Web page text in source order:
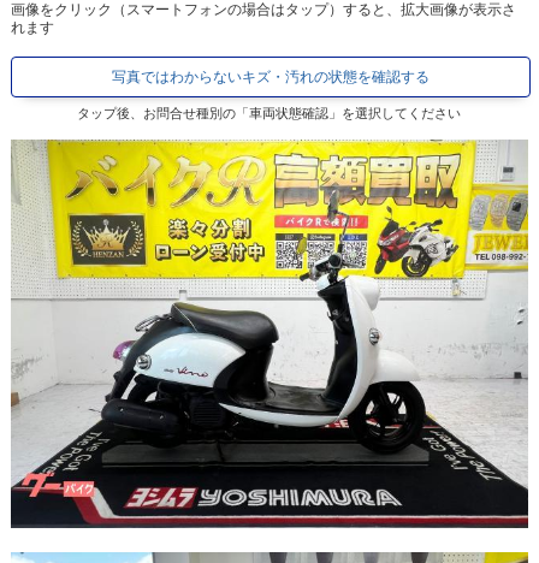
画像をクリック（スマートフォンの場合はタップ）すると、拡大画像が表示さ
れます
写真ではわからないキズ・汚れの状態を確認する
タップ後、お問合せ種別の「車両状態確認」を選択してください